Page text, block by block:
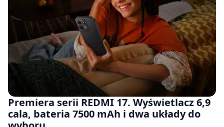
Premiera serii REDMI 17. Wyświetlacz 6,9
cala, bateria 7500 mAh i dwa układy do